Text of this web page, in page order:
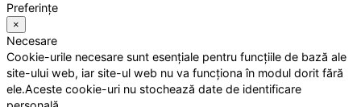
Preferințe
×
Necesare
Cookie-urile necesare sunt esențiale pentru funcțiile de bază ale
site-ului web, iar site-ul web nu va funcționa în modul dorit fără
ele.Aceste cookie-uri nu stochează date de identificare